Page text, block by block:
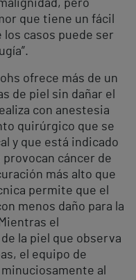
pero
que tiene un fácil
casos puede ser
ofrece más de un
de piel sin dañar el
con anestesia
quirúrgico que se
y que está indicado
cáncer de
más alto que
permite que el
menos daño para la
el
la piel que observa
el equipo de
al